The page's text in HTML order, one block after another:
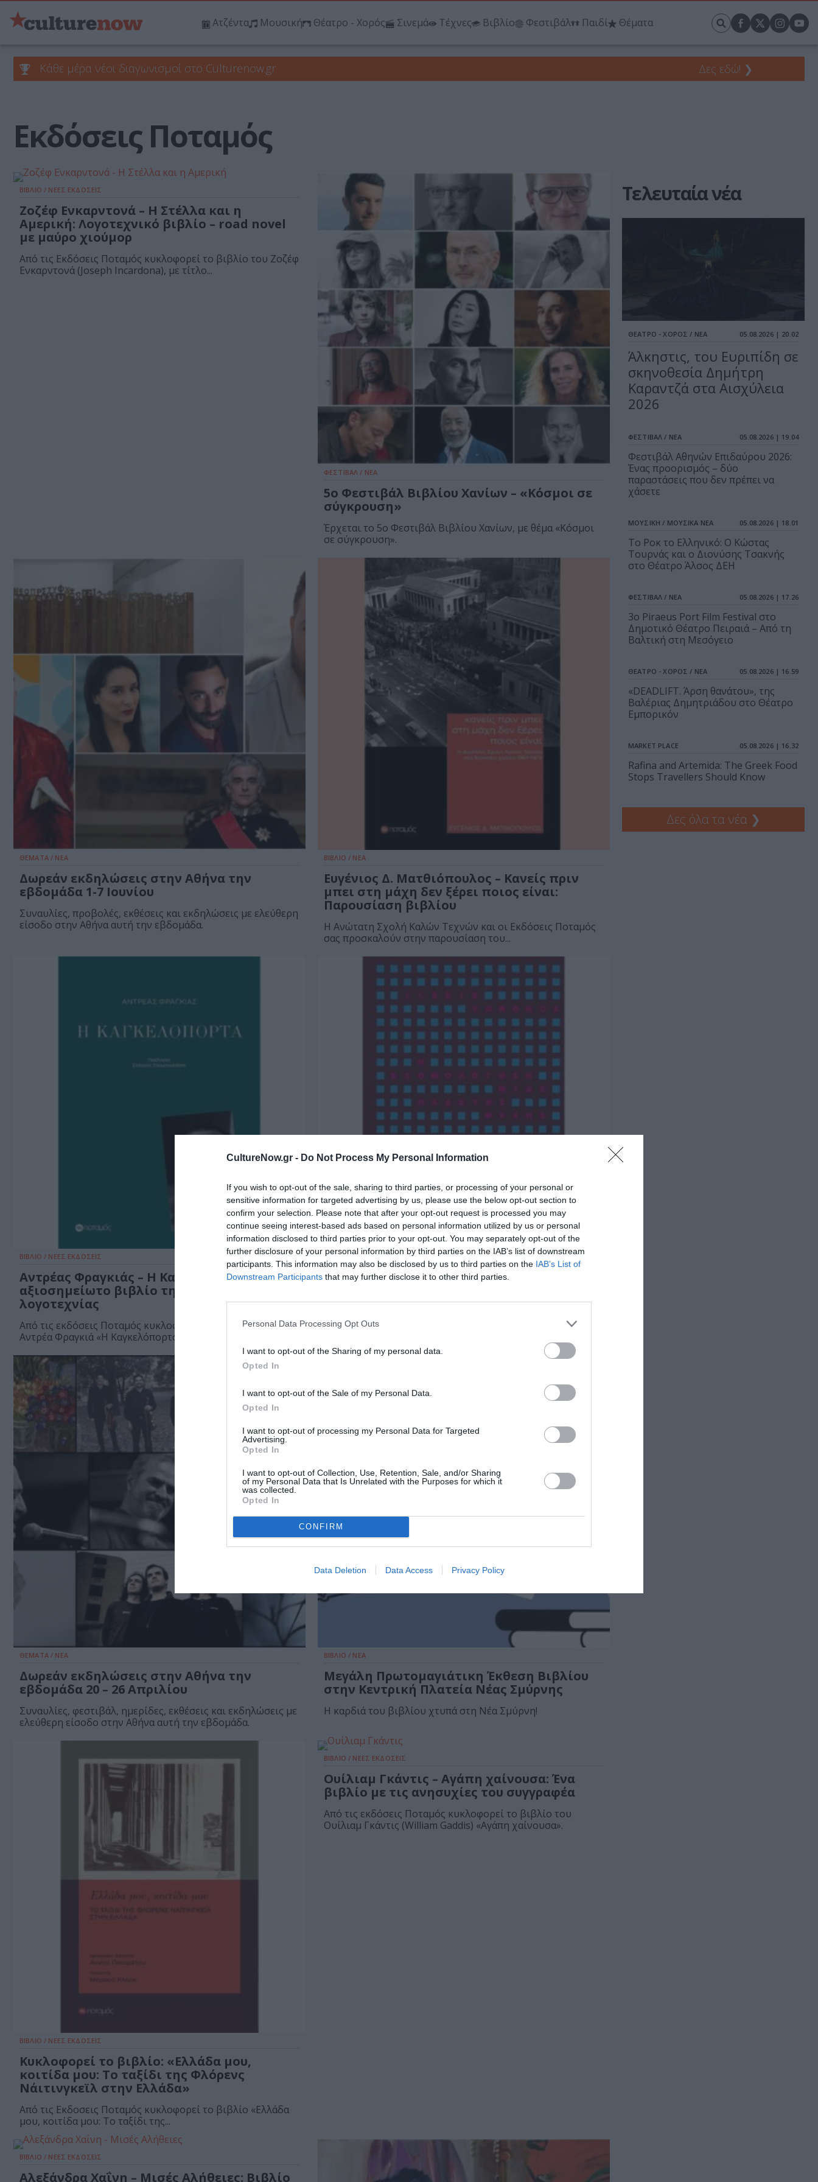
CultureNow.gr - Do Not Process My Personal Information
If you wish to opt-out of the sale, sharing to third parties, or processing of your personal or
sensitive information for targeted advertising by us, please use the below opt-out section to
confirm your selection. Please note that after your opt-out request is processed you may
continue seeing interest-based ads based on personal information utilized by us or personal
information disclosed to third parties prior to your opt-out. You may separately opt-out of the
further disclosure of your personal information by third parties on the IAB’s list of downstream
participants. This information may also be disclosed by us to third parties on the IAB’s List of
Downstream Participants that may further disclose it to other third parties.
Personal Data Processing Opt Outs
I want to opt-out of the Sharing of my personal data.
Opted In
I want to opt-out of the Sale of my Personal Data.
Opted In
I want to opt-out of processing my Personal Data for Targeted
Advertising.
Opted In
I want to opt-out of Collection, Use, Retention, Sale, and/or Sharing
of my Personal Data that Is Unrelated with the Purposes for which it
was collected.
Opted In
CONFIRM
Data Deletion Data Access Privacy Policy
Ατζέντα Μουσική Θέατρο - Χορός Σινεμά Τέχνες Βιβλίο Φεστιβάλ Παιδί Θέματα
Κάθε μέρα νέοι διαγωνισμοί στο Culturenow.gr Δες εδώ! ❯
Εκδόσεις Ποταμός
ΒΙΒΛΙΟ / ΝΕΕΣ ΕΚΔΟΣΕΙΣ
Ζοζέφ Ενκαρντονά – Η Στέλλα και η
Αμερική: Λογοτεχνικό βιβλίο – road novel
με μαύρο χιούμορ
Από τις Εκδόσεις Ποταμός κυκλοφορεί το βιβλίο του Ζοζέφ
Ενκαρντονά (Joseph Incardona), με τίτλο...
ΦΕΣΤΙΒΑΛ / ΝΕΑ
5ο Φεστιβάλ Βιβλίου Χανίων – «Κόσμοι σε
σύγκρουση»
Έρχεται το 5ο Φεστιβάλ Βιβλίου Χανίων, με θέμα «Κόσμοι
σε σύγκρουση».
ΘΕΜΑΤΑ / ΝΕΑ
Δωρεάν εκδηλώσεις στην Αθήνα την
εβδομάδα 1-7 Ιουνίου
Συναυλίες, προβολές, εκθέσεις και εκδηλώσεις με ελεύθερη
είσοδο στην Αθήνα αυτή την εβδομάδα.
ΒΙΒΛΙΟ / ΝΕΑ
Ευγένιος Δ. Ματθιόπουλος – Κανείς πριν
μπει στη μάχη δεν ξέρει ποιος είναι:
Παρουσίαση βιβλίου
Η Ανώτατη Σχολή Καλών Τεχνών και οι Εκδόσεις Ποταμός
σας προσκαλούν στην παρουσίαση του...
ΒΙΒΛΙΟ / ΝΕΕΣ ΕΚΔΟΣΕΙΣ
Αντρέας Φραγκιάς – H Καγκελόπορτα: Ένα
αξιοσημείωτο βιβλίο της νεοελληνικής
λογοτεχνίας
Από τις εκδόσεις Ποταμός κυκλοφορεί το βιβλίο του
Αντρέα Φραγκιά «H Καγκελόπορτα».
ΒΙΒΛΙΟ / ΝΕΕΣ ΕΚΔΟΣΕΙΣ
Βορόνκα Ιλάριε – Η εξομολόγηση μιας
Πρωτοπορίας
Από τις Εκδόσεις Ποταμός κυκλοφορεί το βιβλίο του
ΘΕΜΑΤΑ / ΝΕΑ
Δωρεάν εκδηλώσεις στην Αθήνα την
εβδομάδα 20 – 26 Απριλίου
Συναυλίες, φεστιβάλ, ημερίδες, εκθέσεις και εκδηλώσεις με
ελεύθερη είσοδο στην Αθήνα αυτή την εβδομάδα.
ΒΙΒΛΙΟ / ΝΕΑ
Μεγάλη Πρωτομαγιάτικη Έκθεση Βιβλίου
στην Κεντρική Πλατεία Νέας Σμύρνης
Η καρδιά του βιβλίου χτυπά στη Νέα Σμύρνη!
ΒΙΒΛΙΟ / ΝΕΕΣ ΕΚΔΟΣΕΙΣ
Κυκλοφορεί το βιβλίο: «Ελλάδα μου,
κοιτίδα μου: Το ταξίδι της Φλόρενς
Νάιτινγκεϊλ στην Ελλάδα»
Από τις Εκδοσεις Ποταμός κυκλοφορεί το βιβλίο «Ελλάδα
μου, κοιτίδα μου: Το ταξίδι της...
ΒΙΒΛΙΟ / ΝΕΕΣ ΕΚΔΟΣΕΙΣ
Ουίλιαμ Γκάντις – Αγάπη χαίνουσα: Ένα
βιβλίο με τις ανησυχίες του συγγραφέα
Από τις εκδόσεις Ποταμός κυκλοφορεί το βιβλίο του
Ουίλιαμ Γκάντις (William Gaddis) «Αγάπη χαίνουσα».
ΒΙΒΛΙΟ / ΝΕΕΣ ΕΚΔΟΣΕΙΣ
Αλεξάνδρα Χαΐνη – Μισές Αλήθειες: Βιβλίο
Τελευταία νέα
ΘΕΑΤΡΟ - ΧΟΡΟΣ / ΝΕΑ 05.08.2026 | 20.02
Άλκηστις, του Ευριπίδη σε
σκηνοθεσία Δημήτρη
Καραντζά στα Αισχύλεια
2026
ΦΕΣΤΙΒΑΛ / ΝΕΑ 05.08.2026 | 19.04
Φεστιβάλ Αθηνών Επιδαύρου 2026:
Ένας προορισμός – δύο
παραστάσεις που δεν πρέπει να
χάσετε
ΜΟΥΣΙΚΗ / ΜΟΥΣΙΚΑ ΝΕΑ 05.08.2026 | 18.01
Το Ροκ το Ελληνικό: Ο Κώστας
Τουρνάς και ο Διονύσης Τσακνής
στο Θέατρο Άλσος ΔΕΗ
ΦΕΣΤΙΒΑΛ / ΝΕΑ 05.08.2026 | 17.26
3o Piraeus Port Film Festival στο
Δημοτικό Θέατρο Πειραιά – Από τη
Βαλτική στη Μεσόγειο
ΘΕΑΤΡΟ - ΧΟΡΟΣ / ΝΕΑ 05.08.2026 | 16.59
«DEADLIFT. Άρση θανάτου», της
Βαλέριας Δημητριάδου στο Θέατρο
Εμπορικόν
MARKET PLACE 05.08.2026 | 16.32
Rafina and Artemida: The Greek Food
Stops Travellers Should Know
Δες όλα τα νέα ❯